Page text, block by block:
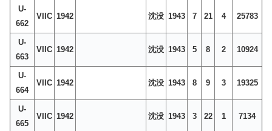
U-
662
VIIC 1942 沈没 1943 7 21 4 25783
U-
663
VIIC 1942 沈没 1943 5 8 2 10924
U-
664
VIIC 1942 沈没 1943 8 9 3 19325
U-
665
VIIC 1942 沈没 1943 3 22 1 7134